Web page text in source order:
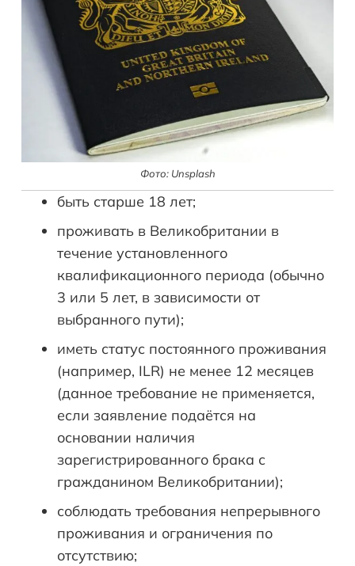
Фото: Unsplash
быть старше 18 лет;
проживать в Великобритании в
течение установленного
квалификационного периода (обычно
3 или 5 лет, в зависимости от
выбранного пути);
иметь статус постоянного проживания
(например, ILR) не менее 12 месяцев
(данное требование не применяется,
если заявление подаётся на
основании наличия
зарегистрированного брака с
гражданином Великобритании);
соблюдать требования непрерывного
проживания и ограничения по
отсутствию;